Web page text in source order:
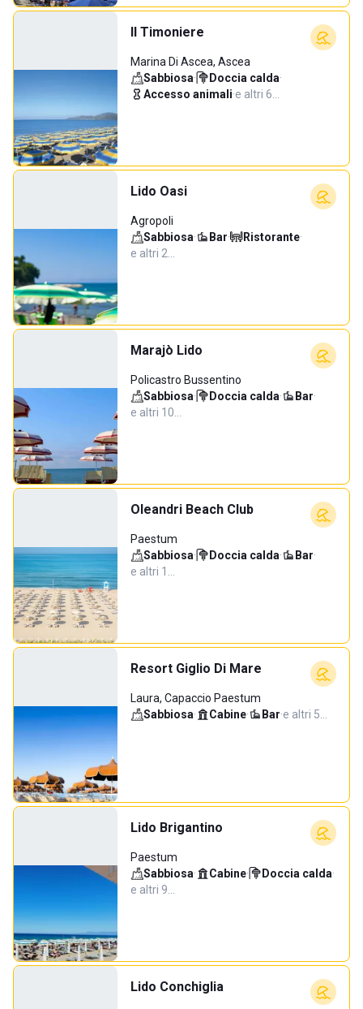
Il Timoniere
Marina Di Ascea, Ascea
Sabbiosa· Doccia calda·
Accesso animali·e altri 6…
Lido Oasi
Agropoli
Sabbiosa· Bar· Ristorante·
e altri 2…
Marajò Lido
Policastro Bussentino
Sabbiosa· Doccia calda· Bar·
e altri 10…
Oleandri Beach Club
Paestum
Sabbiosa· Doccia calda· Bar·
e altri 1…
Resort Giglio Di Mare
Laura, Capaccio Paestum
Sabbiosa· Cabine· Bar·e altri 5…
Lido Brigantino
Paestum
Sabbiosa· Cabine· Doccia calda·
e altri 9…
Lido Conchiglia